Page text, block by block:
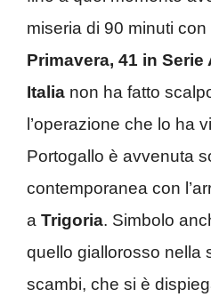
miseria di 90 minuti
Primavera, 41 in Serie
Italia non ha fatto
l’operazione che lo ha
Portogallo è avvenuta
contemporanea con
a Trigoria. Simbolo
quello giallorosso nella
scambi, che si è